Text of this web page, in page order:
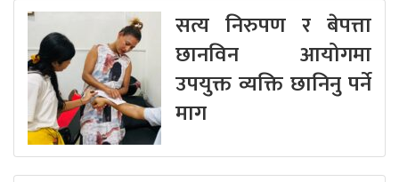
सत्य निरुपण र बेपत्ता
छानविन आयोगमा
उपयुक्त व्यक्ति छानिनु पर्ने
माग